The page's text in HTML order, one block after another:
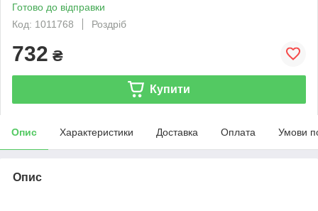
Готово до відправки
Код: 1011768
Роздріб
732 ₴
Купити
Опис Характеристики Доставка Оплата Умови
Опис